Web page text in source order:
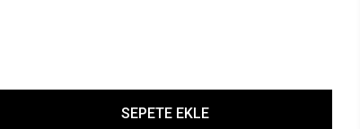
SEPETE EKLE